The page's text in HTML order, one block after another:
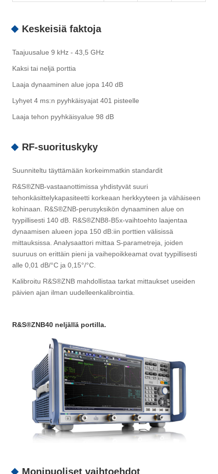
Keskeisiä faktoja
Taajuusalue 9 kHz - 43,5 GHz
Kaksi tai neljä porttia
Laaja dynaaminen alue jopa 140 dB
Lyhyet 4 ms:n pyyhkäisyajat 401 pisteelle
Laaja tehon pyyhkäisyalue 98 dB
RF-suorituskyky
Suunniteltu täyttämään korkeimmatkin standardit
R&S®ZNB-vastaanottimissa yhdistyvät suuri
tehonkäsittelykapasiteetti korkeaan herkkyyteen ja vähäiseen
kohinaan. R&S®ZNB-perusyksikön dynaaminen alue on
tyypillisesti 140 dB. R&S®ZNB8-B5x-vaihtoehto laajentaa
dynaamisen alueen jopa 150 dB:iin porttien välisissä
mittauksissa. Analysaattori mittaa S-parametreja, joiden
suuruus on erittäin pieni ja vaihepoikkeamat ovat tyypillisesti
alle 0,01 dB/°C ja 0,15°/°C.
Kalibroitu R&S®ZNB mahdollistaa tarkat mittaukset useiden
päivien ajan ilman uudelleenkalibrointia.
R&S®ZNB40 neljällä portilla.
Monipuoliset vaihtoehdot